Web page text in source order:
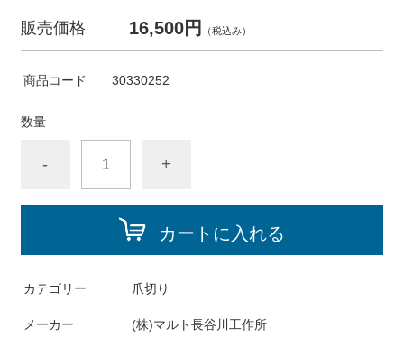
販売価格 16,500円 （税込み）
商品コード 30330252
数量
- +
カートに入れる
カテゴリー 爪切り
メーカー (株)マルト長谷川工作所